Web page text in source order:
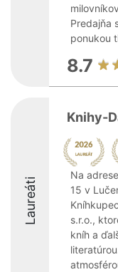
Predajňa
ponukou
8.7
Laureáti
Knihy-
Na
15 v
s.r.o.,
kníh a